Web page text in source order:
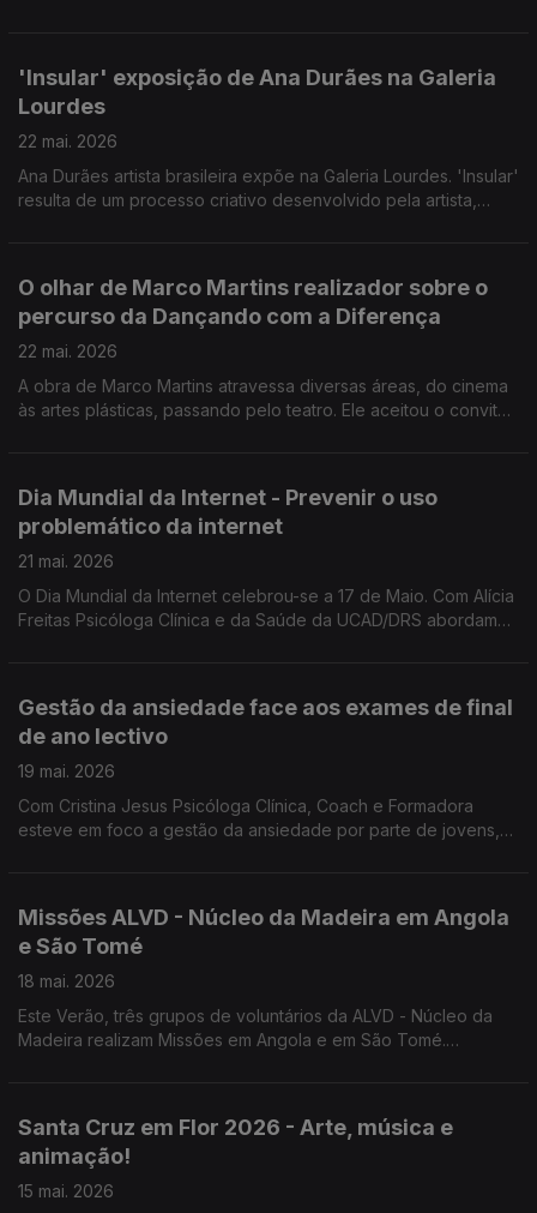
'Insular' exposição de Ana Durães na Galeria
Lourdes
22 mai. 2026
Ana Durães artista brasileira expõe na Galeria Lourdes. 'Insular'
resulta de um processo criativo desenvolvido pela artista,
O olhar de Marco Martins realizador sobre o
percurso da Dançando com a Diferença
22 mai. 2026
A obra de Marco Martins atravessa diversas áreas, do cinema
às artes plásticas, passando pelo teatro. Ele aceitou o convite
Dia Mundial da Internet - Prevenir o uso
problemático da internet
21 mai. 2026
O Dia Mundial da Internet celebrou-se a 17 de Maio. Com Alícia
Freitas Psicóloga Clínica e da Saúde da UCAD/DRS abordamos
Gestão da ansiedade face aos exames de final
de ano lectivo
19 mai. 2026
Com Cristina Jesus Psicóloga Clínica, Coach e Formadora
esteve em foco a gestão da ansiedade por parte de jovens,
Missões ALVD - Núcleo da Madeira em Angola
e São Tomé
18 mai. 2026
Este Verão, três grupos de voluntários da ALVD - Núcleo da
Madeira realizam Missões em Angola e em São Tomé.
Santa Cruz em Flor 2026 - Arte, música e
animação!
15 mai. 2026